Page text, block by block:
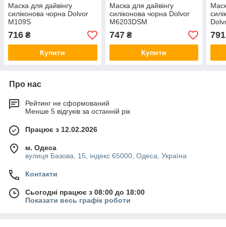
Маска для дайвінгу
силіконова чорна Dolvor
М109S
716 ₴
Купити
Маска для дайвінгу
силіконова чорна Dolvor
М6203DSM
747₴
Купити
791
Про нас
Рейтинг не сформований
Менше 5 відгуків за останній рік
Працює з 12.02.2026
м. Одеса
вулиця Базова, 15, індекс 65000, Одеса, Україна
Контакти
Сьогодні працює з 08:00 до 18:00
Показати весь графік роботи